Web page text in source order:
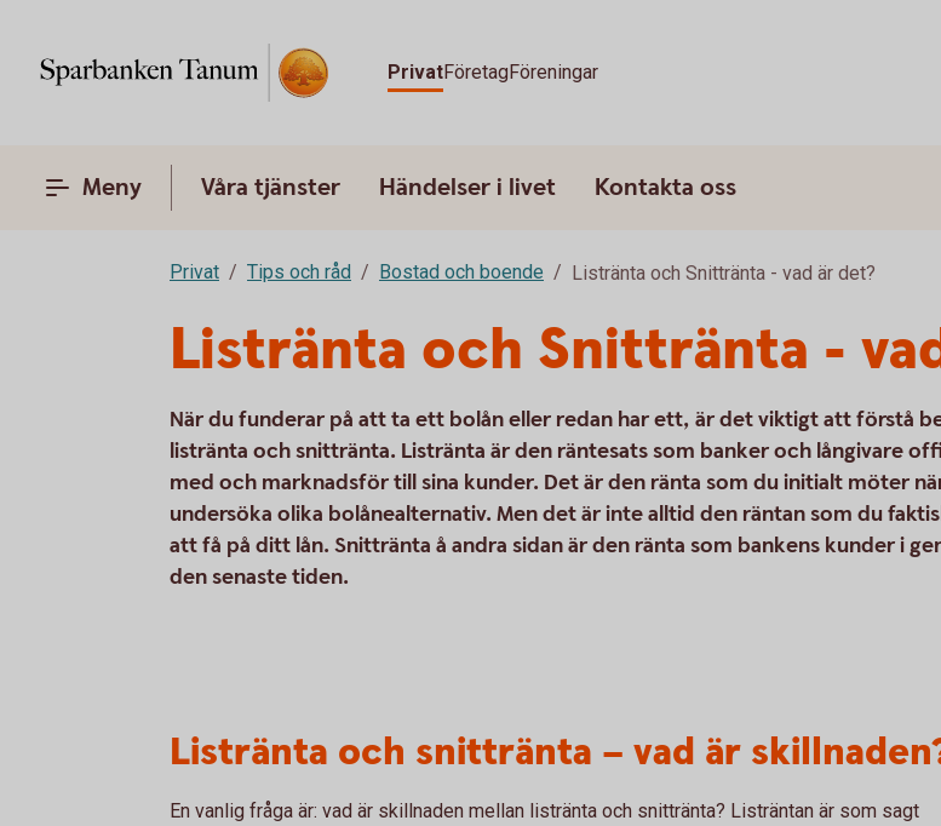
PrivatFöretagFöreningar
Meny Våra tjänster Händelser i livet Kontakta oss
Privat Tips och råd Bostad och boende Listränta och Snittränta - vad är det?
Listränta och Snittränta -
När du funderar på att ta ett bolån eller redan har ett, är det viktigt att förstå
listränta och snittränta. Listränta är den räntesats som banker och långivare
med och marknadsför till sina kunder. Det är den ränta som du initialt möter
undersöka olika bolånealternativ. Men det är inte alltid den räntan som du
att få på ditt lån. Snittränta å andra sidan är den ränta som bankens kunder i
den senaste tiden.
Listränta och snittränta – vad är
En vanlig fråga är: vad är skillnaden mellan listränta och snittränta? Listräntan är som sagt